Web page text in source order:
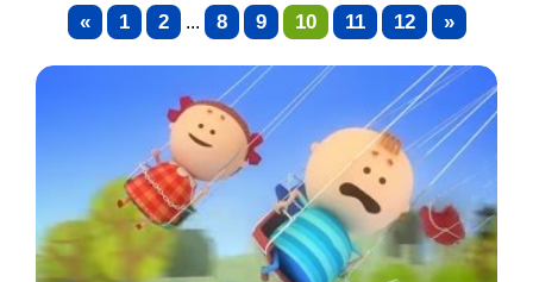
« 1 2 ... 8 9 10 11 12 »